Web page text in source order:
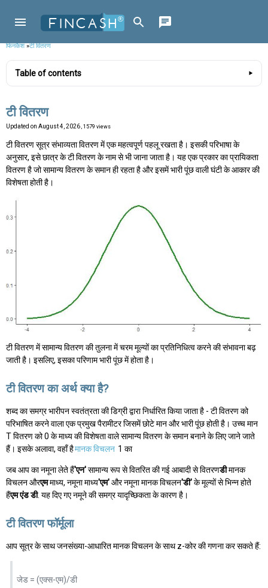
फिनकैश»टी वितरण
Table of contents
टी वितरण
Updated on August 4, 2026 , 1579 views
टी वितरण सूत्र संभाव्यता वितरण में एक महत्वपूर्ण पहलू रखता है। इसकी परिभाषा के
अनुसार, इसे छात्र के टी वितरण के नाम से भी जाना जाता है। यह एक प्रकार का प्रायिकता
वितरण है जो सामान्य वितरण के समान ही रहता है और इसमें भारी पूंछ वाली घंटी के आकार की
विशेषता होती है।
टी वितरण में सामान्य वितरण की तुलना में चरम मूल्यों का प्रतिनिधित्व करने की संभावना बढ़
जाती है। इसलिए, इसका परिणाम भारी पूंछ में होता है।
टी वितरण का अर्थ क्या है?
शब्द का समग्र भारीपन स्वतंत्रता की डिग्री द्वारा निर्धारित किया जाता है - टी वितरण को
परिभाषित करने वाला एक प्रमुख पैरामीटर जिसमें छोटे मान और भारी पूंछ होती है। उच्च मान
T वितरण को 0 के माध्य की विशेषता वाले सामान्य वितरण के समान बनाने के लिए जाने जाते
हैं। इसके अलावा, वहाँ हैमानक विचलन 1 का
जब आप का नमूना लेते हैं'एन'सामान्य रूप से वितरित की गई आबादी से वितरणडीमानक
विचलन औरएममाध्य, नमूना माध्य'एम'और नमूना मानक विचलन'डी'के मूल्यों से भिन्न होते
हैंएम एंड डी. यह दिए गए नमूने की समग्र यादृच्छिकता के कारण है।
टी वितरण फॉर्मूला
आप सूत्र के साथ जनसंख्या-आधारित मानक विचलन के साथ z-कोर की गणना कर सकते हैं:
जेड = (एक्स-एम)/डी